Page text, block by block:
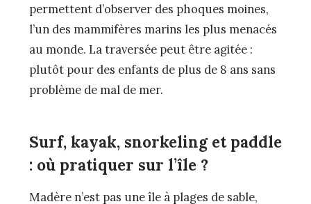
permettent d’observer des phoques moines,
l’un des mammifères marins les plus menacés
au monde. La traversée peut être agitée :
plutôt pour des enfants de plus de 8 ans sans
problème de mal de mer.
Surf, kayak, snorkeling et paddle
: où pratiquer sur l’île ?
Madère n’est pas une île à plages de sable,